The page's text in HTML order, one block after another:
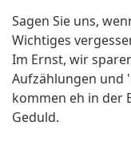
Sagen Sie uns,
Wichtiges
Im Ernst, wir
Aufzählungen und
kommen eh in der
Geduld.